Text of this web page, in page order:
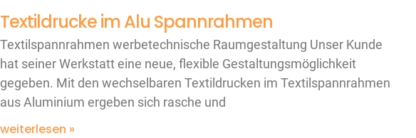
Textildrucke im Alu Spannrahmen
Textilspannrahmen werbetechnische Raumgestaltung Unser Kunde
hat seiner Werkstatt eine neue, flexible Gestaltungsmöglichkeit
gegeben. Mit den wechselbaren Textildrucken im Textilspannrahmen
aus Aluminium ergeben sich rasche und
weiterlesen »